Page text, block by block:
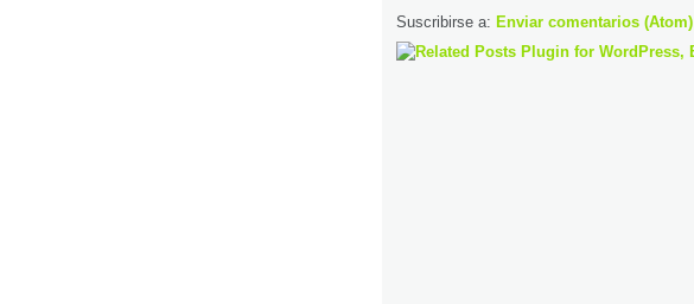
Suscribirse a: Enviar comentarios (Atom)